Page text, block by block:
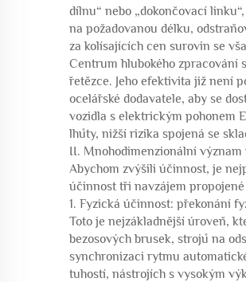
dílnu“ nebo „dokončovací
na požadovanou délku,
za kolísajících cen surovin se
Centrum hlubokého zpracování
řetězce. Jeho efektivita již není
ocelářské dodavatele, aby se
vozidla s elektrickým pohonem
lhůty, nižší rizika spojená se
II. Mnohodimenzionální
Abychom zvýšili účinnost, je
účinnost tři navzájem
1. Fyzická účinnost: překonání
Toto je nejzákladnější úroveň,
bezosových brusek, strojů na
synchronizaci rytmu
tuhostí, nástrojích s vysokým